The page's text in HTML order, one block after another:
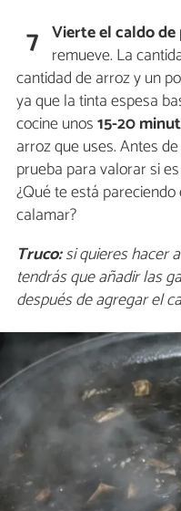
7 Vierte el caldo de
remueve. La
cantidad de arroz y un
ya que la tinta espesa
cocine unos15-20
arroz que uses. Antes
prueba para valorar si
¿Qué te está
calamar?
Truco:si quieres hacer
tendrás que añadir las
después de agregar el